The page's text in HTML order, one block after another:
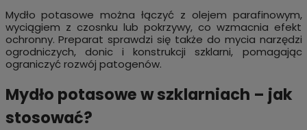
Mydło potasowe można łączyć z olejem parafinowym,
wyciągiem z czosnku lub pokrzywy, co wzmacnia efekt
ochronny. Preparat sprawdzi się także do mycia narzędzi
ogrodniczych, donic i konstrukcji szklarni, pomagając
ograniczyć rozwój patogenów.
Mydło potasowe w szklarniach – jak
stosować?